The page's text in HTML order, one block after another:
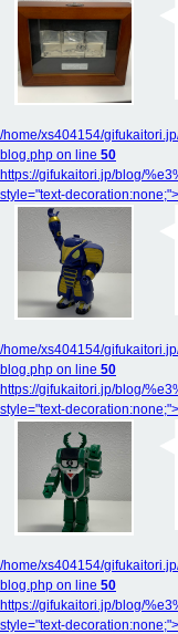
/home/xs404154/
blog.php on line 50
https://gifukaitori.jp/blog/
style="text-decoration:none;">
/home/xs404154/
blog.php on line 50
https://gifukaitori.jp/blog/
style="text-decoration:none;">
/home/xs404154/
blog.php on line 50
https://gifukaitori.jp/blog/
style="text-decoration:none;">